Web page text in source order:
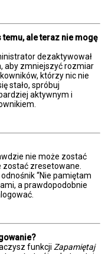
temu, ale teraz nie mogę
dezaktywował
aby zmniejszyć rozmiar
którzy nic nie
stało, spróbuj
aktywnym i
nie może zostać
zresetowane.
“Nie pamiętam
a prawdopodobnie
funkcji Zapamiętaj